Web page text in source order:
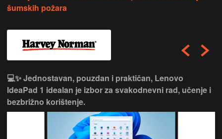
šumskih požara
💻✨ Jednostavan, pouzdan i praktičan, Lenovo
IdeaPad 1 idealan je izbor za svakodnevni rad, učenje i
bezbrižno korištenje.